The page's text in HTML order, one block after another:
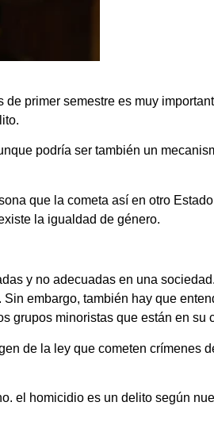
primer semestre es muy
podría ser también un
que la cometa así en otro
la igualdad de género.
y no adecuadas en una
embargo, también hay que
grupos minoristas que están en su
de la ley que cometen crímenes
el homicidio es un delito según